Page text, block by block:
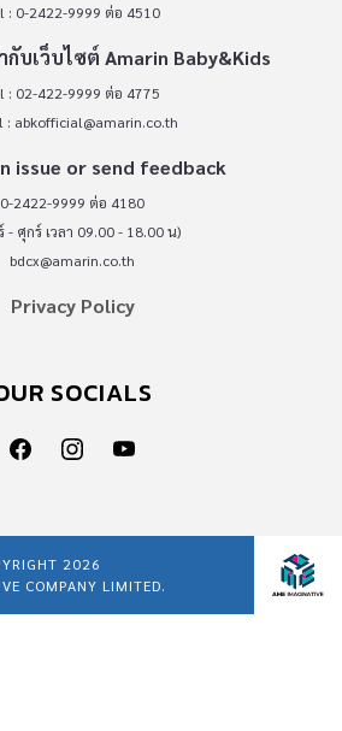
: 0-2422-9999 ต่อ 4510
บเว็บไซต์ Amarin Baby&Kids
: 02-422-9999 ต่อ 4775
: abkofficial@amarin.co.th
issue or send feedback
0-2422-9999 ต่อ 4180
- ศุกร์ เวลา 09.00 - 18.00 น)
bdcx@amarin.co.th
Privacy Policy
SOCIALS
2026
COMPANY LIMITED.